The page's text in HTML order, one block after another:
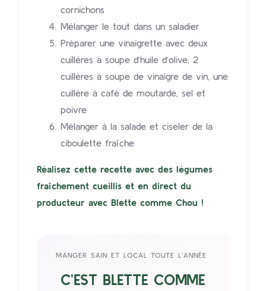
cornichons
Mélanger le tout dans un saladier
Préparer une vinaigrette avec deux
cuillères à soupe d’huile d’olive, 2
cuillères à soupe de vinaigre de vin, une
cuillère à café de moutarde, sel et
poivre
Mélanger à la salade et ciseler de la
ciboulette fraîche
Réalisez cette recette avec des légumes
fraîchement cueillis et en direct du
producteur avec Blette comme Chou !
MANGER SAIN ET LOCAL TOUTE L’ANNÉE
C’EST BLETTE COMME